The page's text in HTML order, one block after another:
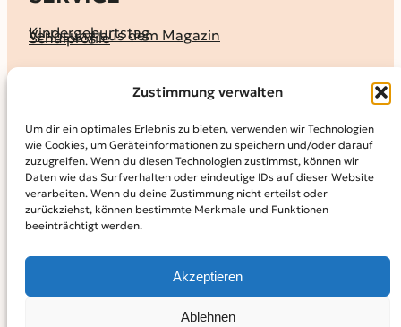
Zustimmung verwalten
Um dir ein optimales Erlebnis zu bieten, verwenden wir Technologien
wie Cookies, um Geräteinformationen zu speichern und/oder darauf
zuzugreifen. Wenn du diesen Technologien zustimmst, können wir
Daten wie das Surfverhalten oder eindeutige IDs auf dieser Website
verarbeiten. Wenn du deine Zustimmung nicht erteilst oder
zurückziehst, können bestimmte Merkmale und Funktionen
beeinträchtigt werden.
Akzeptieren
Ablehnen
Kindergeburtstag
Verlosung aus dem Magazin
Schulprofile
KALENDER
MAGAZIN
KidS-Ausgaben online lesen
Abonnement
Archiv
INFO
Datenschutz­erklärung
Powered by